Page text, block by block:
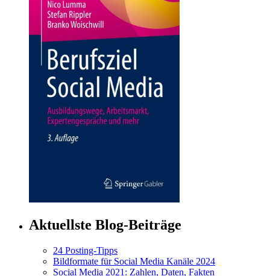
Aktuellste Blog-Beiträge
24 Posting-Tipps
Bildformate für Social Media Kanäle 2024
Social Media 2021: Zahlen, Daten, Fakten